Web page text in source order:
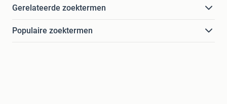
Gerelateerde zoektermen
Populaire zoektermen